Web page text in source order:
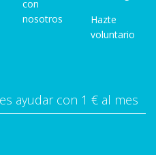
con
nosotros
Hazte
voluntario
ayudar con 1 € al mes